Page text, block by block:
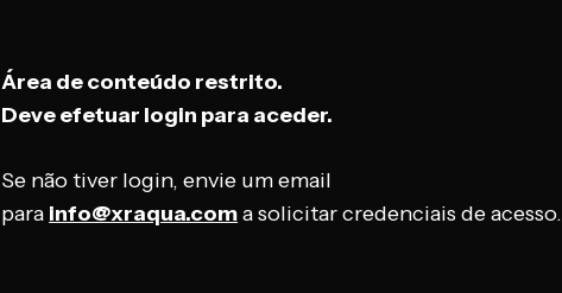
Área de conteúdo restrito.
Deve efetuar login para aceder.
Se não tiver login, envie um email
para info@xraqua.coma solicitar credenciais de acesso.